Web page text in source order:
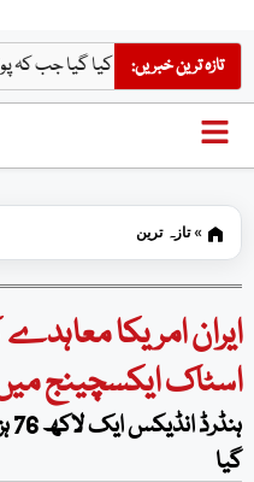
تازہ ترین خبریں:
کو قتل کیا گیا جب کہ پولیس نے
»تازہ ترین
ایران امریکا
اسٹاک ایکسچینج
گیا